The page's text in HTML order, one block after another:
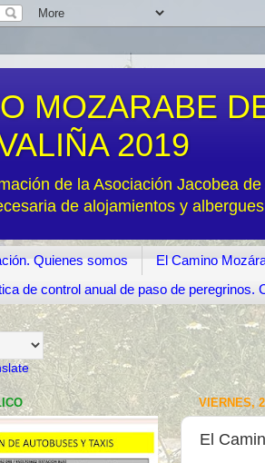
MOZARABE
2019
de la Asociación Jacobea
de alojamientos y
Quienes somos El Camino
de control anual de paso de peregrinos.
VIERNES,
El